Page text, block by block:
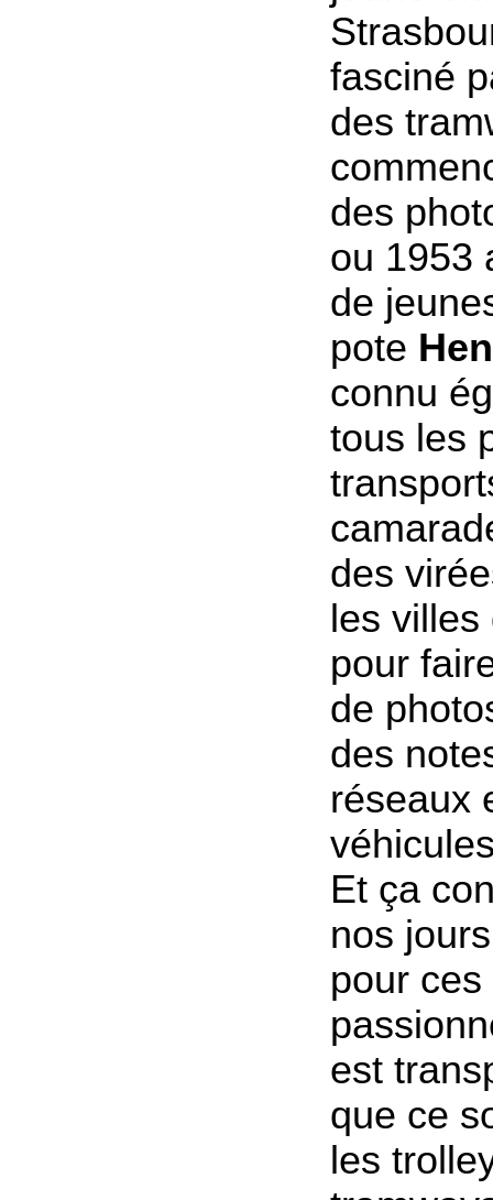
fasciné
des
des
ou 1953
de
pote
connu
tous les
des
les
pour
de
des
réseaux
Et ça
nos
pour
est
que ce
les